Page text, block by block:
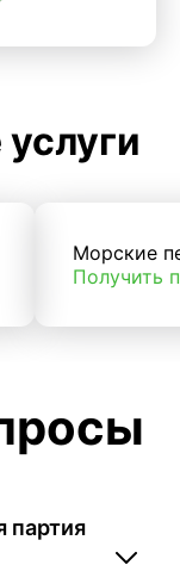
Морские
Получить
партия